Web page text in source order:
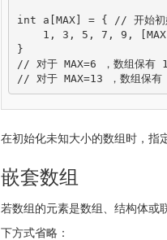
int a [MAX] = {
// 开始
1 , 3 , 5 , 7 , 9 , [MAX
}
// 对于 MAX=6 ，数组保
// 对于 MAX=13 ，数组保
在初始化未知大小的数组时，指
嵌套数组
若数组的元素是数组、结构体或
下方式省略：